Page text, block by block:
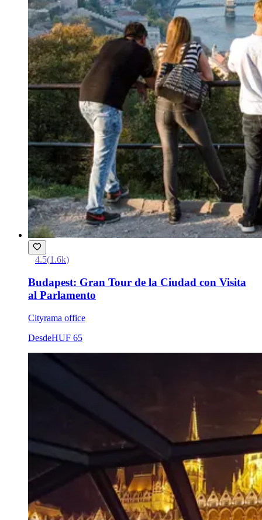
4.5(1.6k)
Budapest: Gran Tour de la Ciudad con Visita
al Parlamento
Cityrama office
DesdeHUF 65